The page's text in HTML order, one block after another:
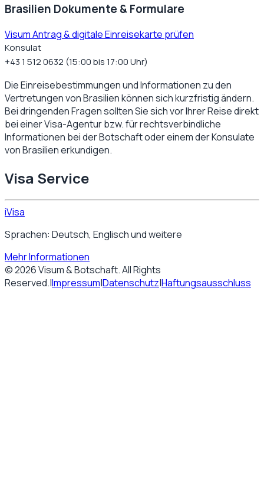
Brasilien Dokumente & Formulare
Visum Antrag & digitale Einreisekarte prüfen
Konsulat
+43 1 512 0632 (15:00 bis 17:00 Uhr)
Die Einreisebestimmungen und Informationen zu den
Vertretungen vonBrasilienkönnen sich kurzfristig ändern.
Bei dringenden Fragen sollten Sie sich vor Ihrer Reise direkt
bei einer Visa-Agentur bzw. für rechtsverbindliche
Informationen bei der Botschaft oder einem der Konsulate
vonBrasilienerkundigen.
Visa Service
iVisa
Sprachen: Deutsch, Englisch und weitere
Mehr Informationen
©2026Visum & Botschaft. All Rights
Reserved.|Impressum|Datenschutz|Haftungsausschluss